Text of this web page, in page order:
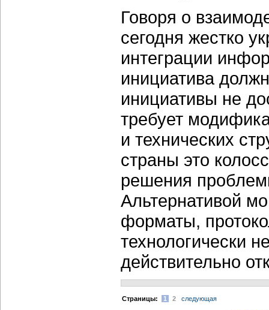
Говоря о
сегодня жестко
интеграции
инициатива
инициативы не
требует
и технических
страны это
решения
Альтернативой
форматы,
технологически
действительно
Cтраницы: 1 2 следующая